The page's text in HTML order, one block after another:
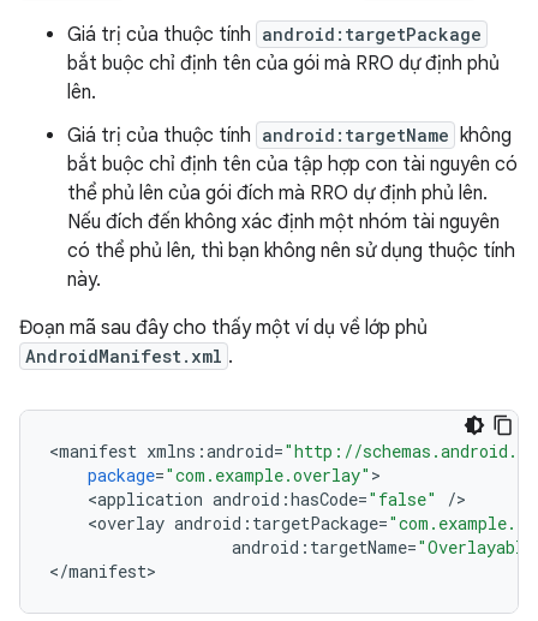
Giá trị của thuộc tính android:targetPackage
bắt buộc chỉ định tên của gói mà RRO dự định phủ
lên.
Giá trị của thuộc tính android:targetName không
bắt buộc chỉ định tên của tập hợp con tài nguyên có
thể phủ lên của gói đích mà RRO dự định phủ lên.
Nếu đích đến không xác định một nhóm tài nguyên
có thể phủ lên, thì bạn không nên sử dụng thuộc tính
này.
Đoạn mã sau đây cho thấy một ví dụ về lớp phủ
AndroidManifest.xml .
<manifest xmlns :android="http://
package="com.example.overlay"
<application android :hasCode="false" /
<overlay android : targetPackage=
android : targetName=
</manifest